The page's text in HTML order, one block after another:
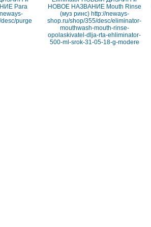
Para
purge
НОВОЕ НАЗВАНИЕ Mouth Rinse
(муз ринс) http://neways-
shop.ru/shop/355/desc/eliminator-
mouthwash-mouth-rinse-
opolaskivatel-dlja-rta-ehliminator-
500-ml-srok-31-05-18-g-modere